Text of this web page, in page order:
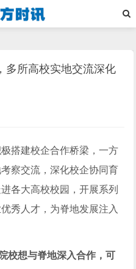
多所高校实地交流深化
搭建校企合作桥梁，一方
察交流，深化校企协同育
各大高校校园，开展系列
秀人才，为脊地发展注入
校想与脊地深入合作 ，可